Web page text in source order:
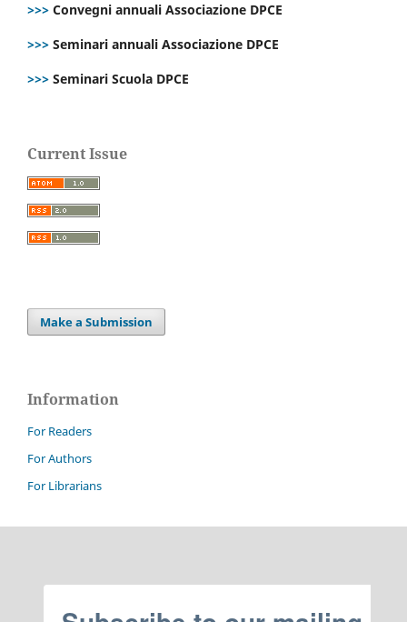
>>> Convegni annuali Associazione DPCE
>>> Seminari annuali Associazione DPCE
>>> Seminari Scuola DPCE
Current Issue
Make a Submission
Information
For Readers
For Authors
For Librarians